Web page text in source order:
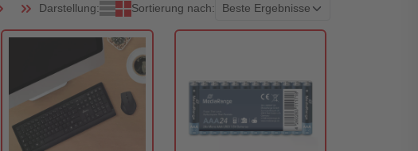
Darstellung: Sortierung nach: